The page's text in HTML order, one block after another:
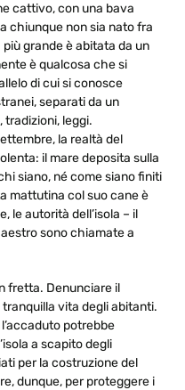
cattivo, con una bava
chiunque non sia nato fra
più grande è abitata da un
è qualcosa che si
di cui si conosce
separati da un
tradizioni, leggi.
la realtà del
il mare deposita sulla
siano, né come siano finiti
mattutina col suo cane è
le autorità dell’isola – il
sono chiamate a
fretta. Denunciare il
vita degli abitanti.
potrebbe
a scapito degli
per la costruzione del
dunque, per proteggere i